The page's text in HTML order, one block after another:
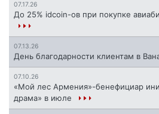
07.17.26
До 25% idcoin-ов при покупке
07.13.26
День благодарности клиентам в
07.10.26
«Мой лес Армения»-бенефициар
драма» в июле